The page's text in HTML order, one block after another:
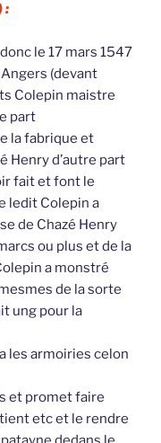
:
le 17 mars 1547
(devant
Colepin maistre
part
la fabrique et
Henry d’autre part
fait et font le
ledit Colepin a
de Chazé Henry
ou plus et de la
a monstré
de la sorte
ung pour la
les armoiries celon
et promet faire
etc et le rendre